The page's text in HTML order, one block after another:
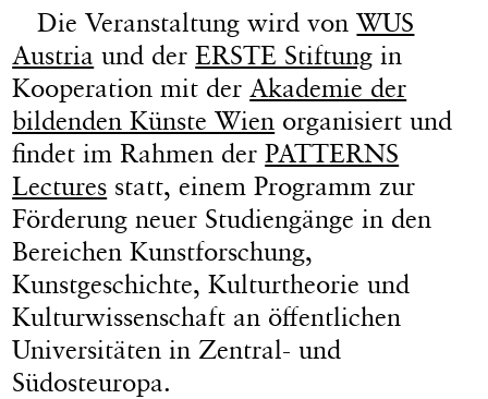
Die Veranstaltung wird vonWUS
Austria und derERSTE Stiftung in
Kooperation mit derAkademie der
bildenden Künste Wien organisiert und
findet im Rahmen derPATTERNS
Lectures statt, einem Programm zur
Förderung neuer Studiengänge in den
Bereichen Kunstforschung,
Kunstgeschichte, Kulturtheorie und
Kulturwissenschaft an öffentlichen
Universitäten in Zentral- und
Südosteuropa.